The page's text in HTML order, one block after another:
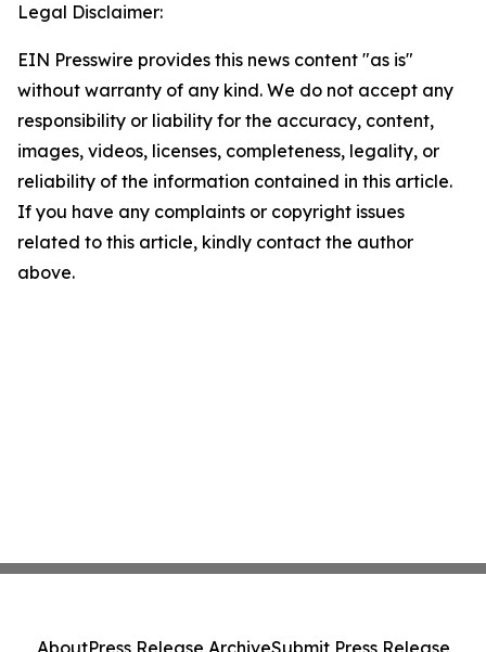
Legal Disclaimer:
EIN Presswire provides this news content "as is"
without warranty of any kind. We do not accept any
responsibility or liability for the accuracy, content,
images, videos, licenses, completeness, legality, or
reliability of the information contained in this article.
If you have any complaints or copyright issues
related to this article, kindly contact the author
above.
AboutPress Release ArchiveSubmit Press Release